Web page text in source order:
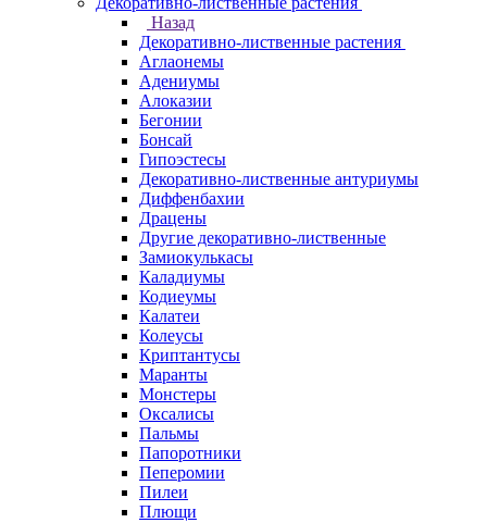
Назад
Декоративно-лиственные растения
Аглаонемы
Адениумы
Алоказии
Бегонии
Бонсай
Гипоэстесы
Декоративно-лиственные антуриумы
Диффенбахии
Драцены
Другие декоративно-лиственные
Замиокулькасы
Каладиумы
Кодиеумы
Калатеи
Колеусы
Криптантусы
Маранты
Монстеры
Оксалисы
Пальмы
Папоротники
Пеперомии
Пилеи
Плющи